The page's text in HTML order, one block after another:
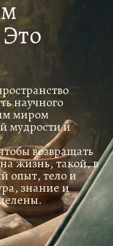
научного
миром
мудрости и
возвращать
жизнь, такой, в
опыт, тело и
знание и